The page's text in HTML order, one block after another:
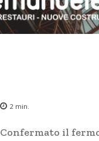
2 min.
Confermato il